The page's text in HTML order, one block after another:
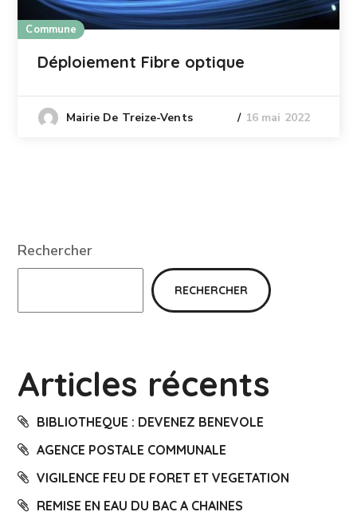
Commune
Déploiement Fibre optique
Mairie De Treize-Vents 16 mai 2022
Rechercher
RECHERCHER
Articles récents
BIBLIOTHEQUE : DEVENEZ BENEVOLE
AGENCE POSTALE COMMUNALE
VIGILENCE FEU DE FORET ET VEGETATION
REMISE EN EAU DU BAC A CHAINES